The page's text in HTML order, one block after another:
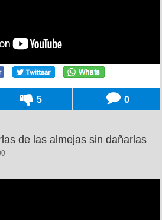
5 0
de las almejas sin dañarlas